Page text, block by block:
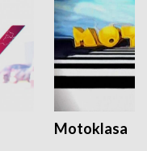
Motoklasa